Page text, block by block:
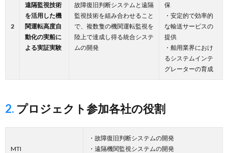
2
遠隔監視技術
を活用した機
関運転高度自
動化の実船に
よる実証実験
故障復旧判断システムと遠隔
監視技術を組み合わせること
で、複数隻の機関運転監視を
陸上で達成し得る統合システ
ムの開発
保
・安定的で効率的
な輸送サービスの
提供
・舶用業界におけ
るシステムインテ
グレーターの育成
2. プロジェクト参加各社の役割
MTI
・故障復旧判断システムの開発
・遠隔機関監視システムの開発